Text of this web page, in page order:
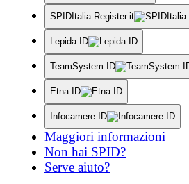
SPIDItalia Register.it
Lepida ID
TeamSystem ID
Etna ID
Infocamere ID
Maggiori informazioni
Non hai SPID?
Serve aiuto?